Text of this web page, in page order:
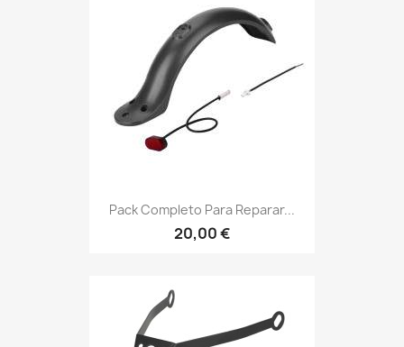
Pack Completo Para Reparar...
20,00 €